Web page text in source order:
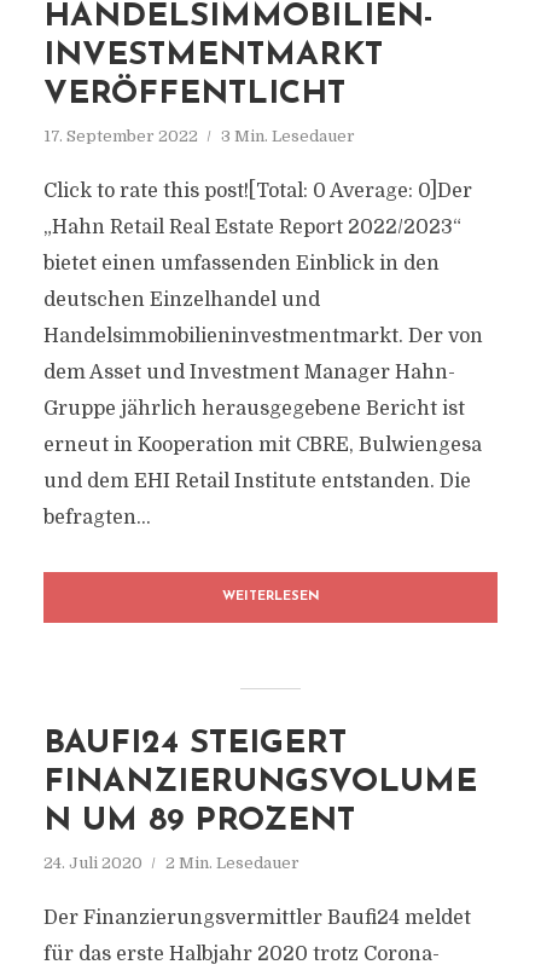
HANDELSIMMOBILIEN-
INVESTMENTMARKT
VERÖFFENTLICHT
17. September 2022 3 Min. Lesedauer
Click to rate this post![Total: 0 Average: 0]Der
„Hahn Retail Real Estate Report 2022/2023“
bietet einen umfassenden Einblick in den
deutschen Einzelhandel und
Handelsimmobilieninvestmentmarkt. Der von
dem Asset und Investment Manager Hahn-
Gruppe jährlich herausgegebene Bericht ist
erneut in Kooperation mit CBRE, Bulwiengesa
und dem EHI Retail Institute entstanden. Die
befragten...
WEITERLESEN
BAUFI24 STEIGERT
FINANZIERUNGSVOLUME
N UM 89 PROZENT
24. Juli 2020 2 Min. Lesedauer
Der Finanzierungsvermittler Baufi24 meldet
für das erste Halbjahr 2020 trotz Corona-